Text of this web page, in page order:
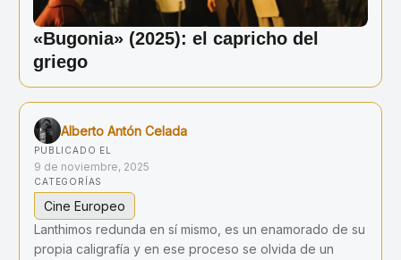
«Bugonia» (2025): el capricho del
griego
Alberto Antón Celada
PUBLICADO EL
9 de noviembre, 2025
CATEGORÍAS
Cine Europeo
Lanthimos redunda en sí mismo, es un enamorado de su
propia caligrafía y en ese proceso se olvida de un